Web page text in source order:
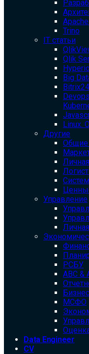
Trino
IT статьи
Qlik
Big
Bitrix24
Linux.
Другие
Общие
Управление
РСБУ
ABC &
МСФО
Data Engineer
CV